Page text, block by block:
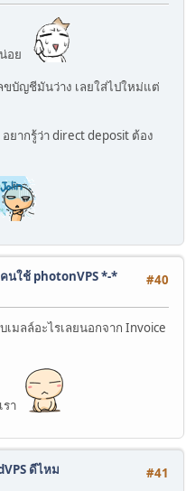
อย
บัญชีมันว่าง เลยใส่ไปใหม่แต่
ยากรู้ว่า direct deposit ต้อง
#40
นใช้ photonVPS *-*
มลล์อะไรเลยนอกจาก Invoice
า
#41
ดีไหม